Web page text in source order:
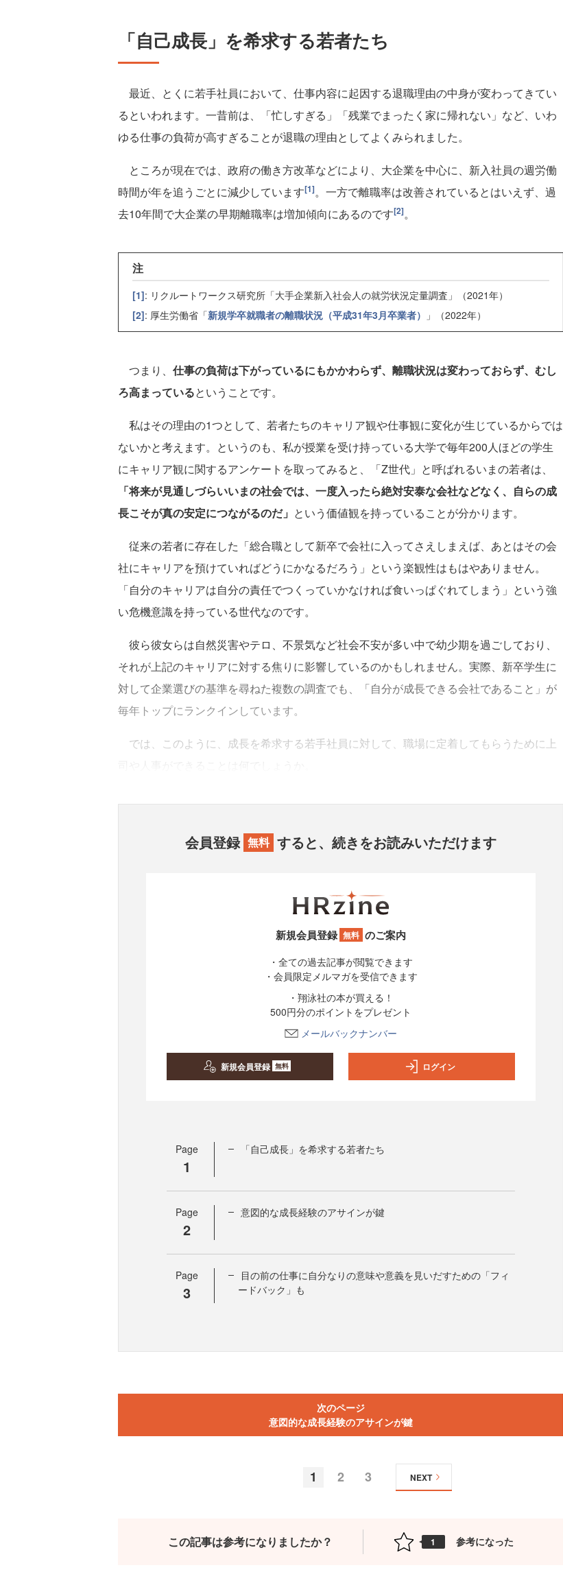
「自己成長」を希求する若者たち
最近、とくに若手社員において、仕事内容に起因する退職理由の中身が変わってきてい
るといわれます。一昔前は、「忙しすぎる」「残業でまったく家に帰れない」など、いわ
ゆる仕事の負荷が高すぎることが退職の理由としてよくみられました。
ところが現在では、政府の働き方改革などにより、大企業を中心に、新入社員の週労働
時間が年を追うごとに減少しています[1]。一方で離職率は改善されているとはいえず、過
去10年間で大企業の早期離職率は増加傾向にあるのです[2]。
注
[1]: リクルートワークス研究所「大手企業新入社会人の就労状況定量調査」（2021年）
[2]: 厚生労働省「新規学卒就職者の離職状況（平成31年3月卒業者） 」（2022年）
つまり、 仕事の負荷は下がっているにもかかわらず、離職状況は変わっておらず、むし
ろ高まっているということです。
私はその理由の1つとして、若者たちのキャリア観や仕事観に変化が生じているからでは
ないかと考えます。というのも、私が授業を受け持っている大学で毎年200人ほどの学生
にキャリア観に関するアンケートを取ってみると、「Z世代」と呼ばれるいまの若者は、
「将来が見通しづらいいまの社会では、一度入ったら絶対安泰な会社などなく、自らの成
長こそが真の安定につながるのだ」 という価値観を持っていることが分かります。
従来の若者に存在した「総合職として新卒で会社に入ってさえしまえば、あとはその会
社にキャリアを預けていればどうにかなるだろう」という楽観性はもはやありません。
「自分のキャリアは自分の責任でつくっていかなければ食いっぱぐれてしまう」という強
い危機意識を持っている世代なのです。
彼ら彼女らは自然災害やテロ、不景気など社会不安が多い中で幼少期を過ごしており、
それが上記のキャリアに対する焦りに影響しているのかもしれません。実際、新卒学生に
対して企業選びの基準を尋ねた複数の調査でも、「自分が成長できる会社であること」が
毎年トップにランクインしています。
では、このように、成長を希求する若手社員に対して、職場に定着してもらうために上
会員登録 無料 すると、続きをお読みいただけます
新規会員登録 無料 のご案内
・全ての過去記事が閲覧できます
・会員限定メルマガを受信できます
・翔泳社の本が買える！
500円分のポイントをプレゼント
メールバックナンバー
新規会員登録 無料 ログイン
Page
1
「自己成長」を希求する若者たち
Page
2
意図的な成長経験のアサインが鍵
Page
3
目の前の仕事に自分なりの意味や意義を見いだすための「フィ
ードバック」も
次のページ
意図的な成長経験のアサインが鍵
1 2 3 NEXT
この記事は参考になりましたか？ 1 参考になった